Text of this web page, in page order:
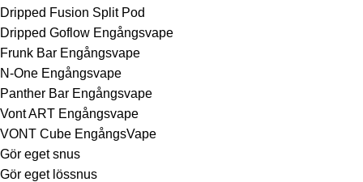
Dripped Fusion Split Pod
Dripped Goflow Engångsvape
Frunk Bar Engångsvape
N-One Engångsvape
Panther Bar Engångsvape
Vont ART Engångsvape
VONT Cube EngångsVape
Gör eget snus
Gör eget lössnus